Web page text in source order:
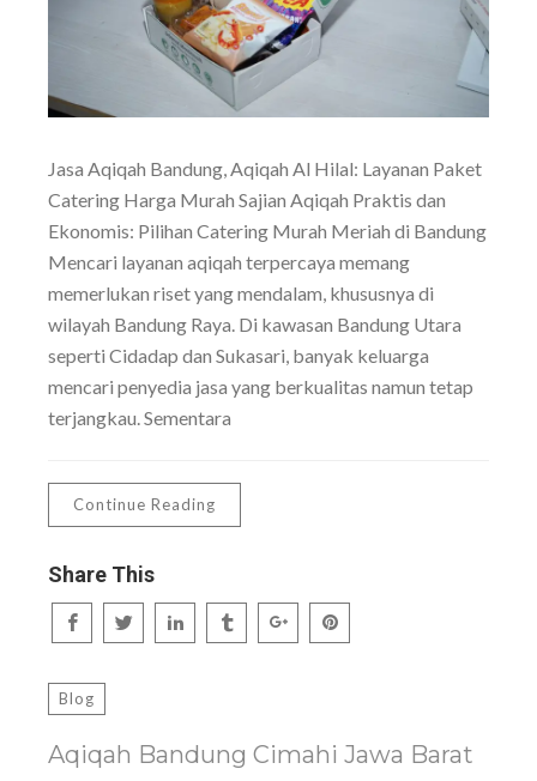
Jasa Aqiqah Bandung, Aqiqah Al Hilal: Layanan Paket
Catering Harga Murah Sajian Aqiqah Praktis dan
Ekonomis: Pilihan Catering Murah Meriah di Bandung
Mencari layanan aqiqah terpercaya memang
memerlukan riset yang mendalam, khususnya di
wilayah Bandung Raya. Di kawasan Bandung Utara
seperti Cidadap dan Sukasari, banyak keluarga
mencari penyedia jasa yang berkualitas namun tetap
terjangkau. Sementara
Continue Reading
Share This
Blog
Aqiqah Bandung Cimahi Jawa Barat